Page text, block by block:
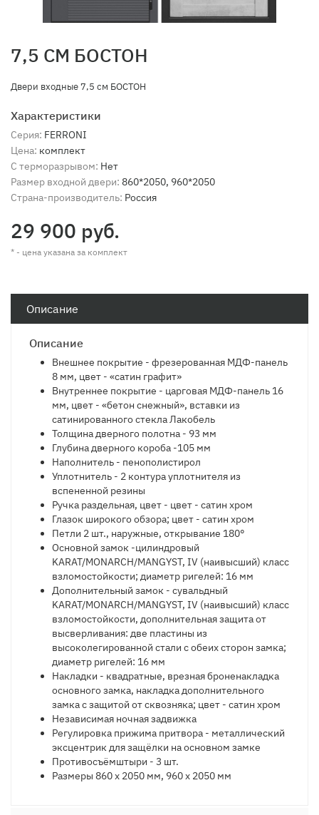
7,5 СМ БОСТОН
Двери входные 7,5 см БОСТОН
Характеристики
Серия: FERRONI
Цена: комплект
С терморазрывом: Нет
Размер входной двери: 860*2050, 960*2050
Страна-производитель: Россия
29 900 руб.
* - цена указана за комплект
Описание
Описание
Внешнее покрытие - фрезерованная МДФ-панель
8 мм, цвет - «сатин графит»
Внутреннее покрытие - царговая МДФ-панель 16
мм, цвет - «бетон снежный», вставки из
сатинированного стекла Лакобель
Толщина дверного полотна - 93 мм
Глубина дверного короба -105 мм
Наполнитель - пенополистирол
Уплотнитель - 2 контура уплотнителя из
вспененной резины
Ручка раздельная, цвет - цвет - сатин хром
Глазок широкого обзора; цвет - сатин хром
Петли 2 шт., наружные, открывание 180°
Основной замок -цилиндровый
KARAT/MONARCH/MANGYST, IV (наивысший) класс
взломостойкости; диаметр ригелей: 16 мм
Дополнительный замок - сувальдный
KARAT/MONARCH/MANGYST, IV (наивысший) класс
взломостойкости, дополнительная защита от
высверливания: две пластины из
высоколегированной стали с обеих сторон замка;
диаметр ригелей: 16 мм
Накладки - квадратные, врезная броненакладка
основного замка, накладка дополнительного
замка с защитой от сквозняка; цвет - сатин хром
Независимая ночная задвижка
Регулировка прижима притвора - металлический
эксцентрик для защёлки на основном замке
Противосъёмштыри - 3 шт.
Размеры 860 х 2050 мм, 960 х 2050 мм